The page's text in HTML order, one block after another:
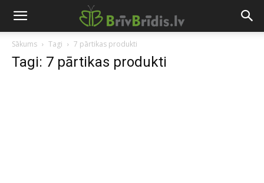
Sākums Tagi 7 pārtikas produkti
Tagi: 7 pārtikas produkti